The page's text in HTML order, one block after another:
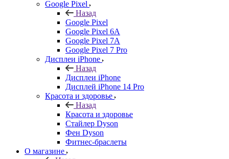
Google Pixel
Назад
Google Pixel
Google Pixel 6A
Google Pixel 7А
Google Pixel 7 Pro
Дисплеи iPhone
Назад
Дисплеи iPhone
Дисплей iPhone 14 Pro
Красота и здоровье
Назад
Красота и здоровье
Стайлер Dyson
Фен Dyson
Фитнес-браслеты
О магазине